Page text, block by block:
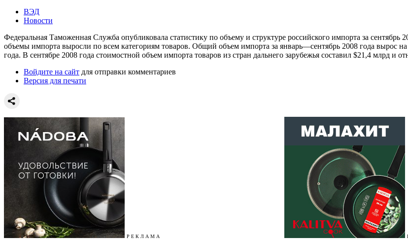
ВЭД
Новости
Федеральная Таможенная Служба опубликовала статистику по объему и структуре российского импорта за сентябрь
объемы импорта выросли по всем категориям товаров. Общий объем импорта за январь—сентябрь 2008 года вырос
года. В сентябре 2008 года стоимостной объем импорта товаров из стран дальнего зарубежья составил $21,4 млрд и
Войдите на сайт для отправки комментариев
Версия для печати
Р Е К Л А М А